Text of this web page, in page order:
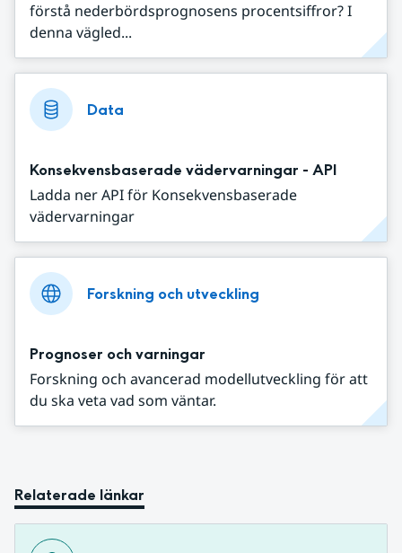
förstå nederbördsprognosens procentsiffror? I
denna vägled...
Data
Konsekvensbaserade vädervarningar - API
Ladda ner API för Konsekvensbaserade
vädervarningar
Forskning och utveckling
Prognoser och varningar
Forskning och avancerad modellutveckling för att
du ska veta vad som väntar.
Relaterade länkar